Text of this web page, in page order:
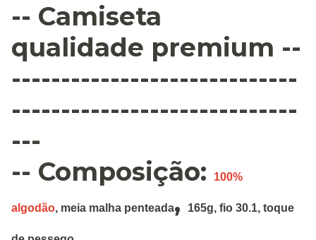
-- Camiseta
qualidade premium --
-----------------------------
-----------------------------
---
-- Composição:
100%
algodão, meia malha penteada, 165g, fio 30.1, toque